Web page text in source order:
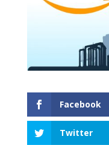
Facebook
Twitter